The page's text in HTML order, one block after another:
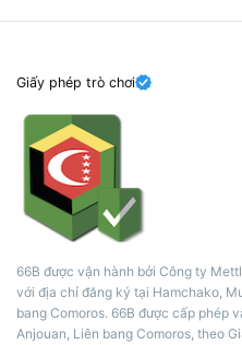
Giấy phép trò chơi
66B được vận hành bởi Công ty
với địa chỉ đăng ký tại Hamchako,
bang Comoros. 66B được cấp phép
Anjouan, Liên bang Comoros, theo